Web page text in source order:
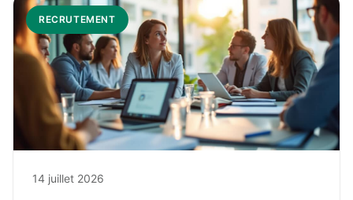
RECRUTEMENT
14 juillet 2026